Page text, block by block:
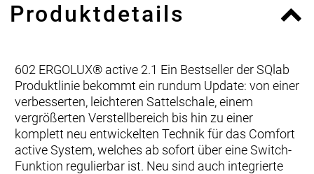
Produktdetails
602 ERGOLUX® active 2.1 Ein Bestseller der SQlab
Produktlinie bekommt ein rundum Update: von einer
verbesserten, leichteren Sattelschale, einem
vergrößerten Verstellbereich bis hin zu einer
komplett neu entwickelten Technik für das Comfort
active System, welches ab sofort über eine Switch-
Funktion regulierbar ist. Neu sind auch integrierte